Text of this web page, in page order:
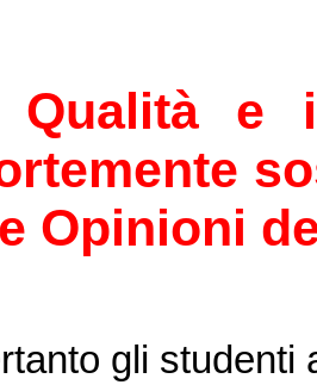
Qualità e
Opinioni
gli